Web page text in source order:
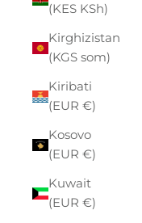
(KES KSh)
Kirghizistan
(KGS som)
Kiribati
(EUR €)
Kosovo
(EUR €)
Kuwait
(EUR €)